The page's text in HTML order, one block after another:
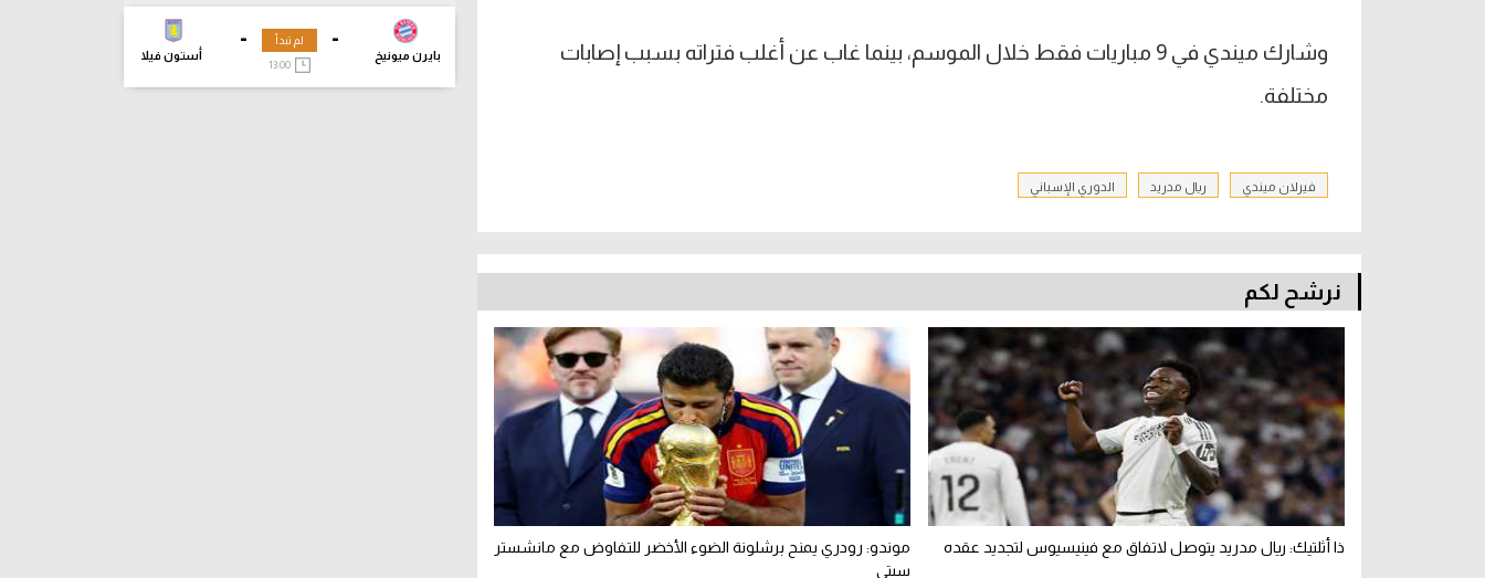
وشارك ميندي في 9 مباريات فقط خلال الموسم، بينما غاب عن أغلب فتراته بسبب إصابات
مختلفة.
فيرلان ميندي ريال مدريد الدوري الإسباني
نرشح لكم
ذا أثلتيك: ريال مدريد يتوصل لاتفاق مع فينيسيوس لتجديد عقده
موندو: رودري يمنح برشلونة الضوء الأخضر للتفاوض مع مانشستر
سيتي
-
بايرن ميونيخ
-
أستون فيلا
لم تبدأ